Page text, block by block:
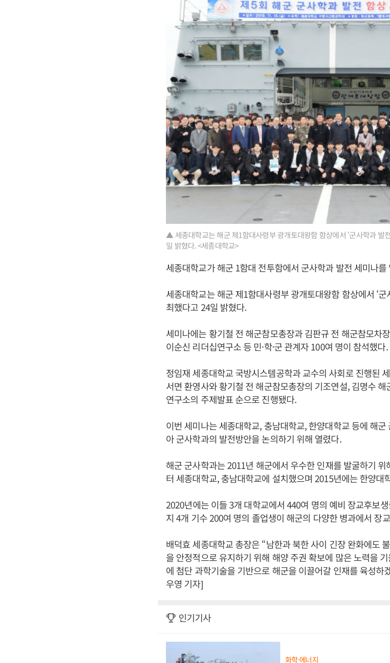
▲ 세종대학교는 해군 제1함대사령부 광개토대왕함 함상에서 ‘군사학과 발
일 밝혔다. <세종대학교>
세종대학교가 해군 1함대 전투함에서 군사학과 발전 세미나를
세종대학교는 해군 제1함대사령부 광개토대왕함 함상에서 ‘
최했다고 24일 밝혔다.
세미나에는 황기철 전 해군참모총장과 김판규 전 해군참모차
이순신 리더십연구소 등 민·학·군 관계자 100여 명이 참석했다.
정임재 세종대학교 국방시스템공학과 교수의 사회로 진행된
서면 환영사와 황기철 전 해군참모총장의 기조연설, 김명수
연구소의 주제발표 순으로 진행됐다.
이번 세미나는 세종대학교, 충남대학교, 한양대학교 등에 해
아 군사학과의 발전방안을 논의하기 위해 열렸다.
해군 군사학과는 2011년 해군에서 우수한 인재를 발굴하기
터 세종대학교, 충남대학교에 설치했으며 2015년에는 한양대
2020년에는 이들 3개 대학교에서 440여 명의 예비 장교후보
지 4개 기수 200여 명의 졸업생이 해군의 다양한 병과에서 장
배덕효 세종대학교 총장은 “남한과 북한 사이 긴장 완화에도
을 안정적으로 유지하기 위해 해양 주권 확보에 많은 노력을
에 첨단 과학기술을 기반으로 해군을 이끌어갈 인재를 육성하
우영 기자]
인기기사
화학·에너지